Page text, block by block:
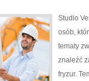
Studio
osób,
tematy
znaleźć
fryzur.